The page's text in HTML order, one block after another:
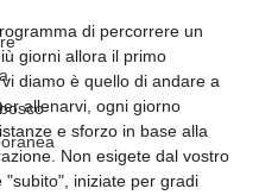
di percorrere un
giorni allora il primo
diamo è quello di andare a
allenarvi, ogni giorno
e sforzo in base alla
Non esigete dal vostro
"subito", iniziate per gradi